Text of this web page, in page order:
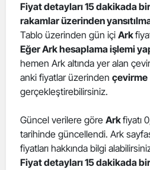
Fiyat detayları 15 dakikada
rakamlar üzerinden
Tablo üzerinden gün içi Ark
Eğer Ark hesaplama işlemi
hemen Ark altında yer alan
anki fiyatlar üzerinden çevirme
gerçekleştirebilirsiniz.
Güncel verilere göre Arkfiyatı
tarihinde güncellendi. Ark
fiyatları hakkında bilgi
Fiyat detayları 15 dakikada